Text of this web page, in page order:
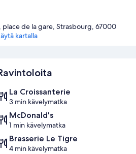
place de la gare, Strasbourg, 67000
kartalla
La Croissanterie
3 min kävelymatka
McDonald's
1 min kävelymatka
Brasserie Le Tigre
4 min kävelymatka